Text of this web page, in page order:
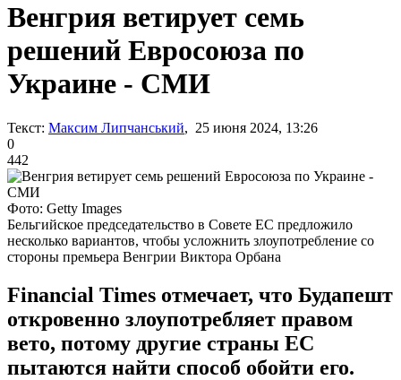
Венгрия ветирует семь
решений Евросоюза по
Украине - СМИ
Текст: Максим Липчанський, 25 июня 2024, 13:26
0
442
Фото: Getty Images
Бельгийское председательство в Совете ЕС предложило
несколько вариантов, чтобы усложнить злоупотребление со
стороны премьера Венгрии Виктора Орбана
Financial Times отмечает, что Будапешт
откровенно злоупотребляет правом
вето, потому другие страны ЕС
пытаются найти способ обойти его.